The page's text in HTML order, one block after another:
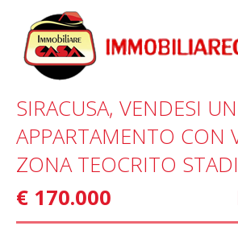
Immobili
Immobili In Vendita
Immobili In Affitto
Immobili Commerciali
Chi Siamo
La Nostra Storia
Staff
Servizi
Mutui
Home Staging
Blog
SIRACUSA, VENDESI
APPARTAMENTO CON
ZONA TEOCRITO
€ 170.000